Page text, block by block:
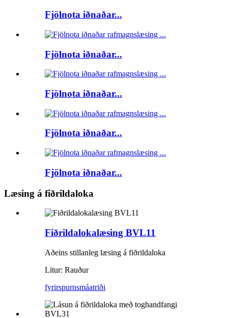
Fjölnota iðnaðar...
Fjölnota iðnaðar...
Fjölnota iðnaðar...
Fjölnota iðnaðar...
Fjölnota iðnaðar...
Læsing á fiðrildaloka
Fiðrildalokalæsing BVL11
Aðeins stillanleg læsing á fiðrildaloka
Litur: Rauður
fyrirspurnsmáatriði